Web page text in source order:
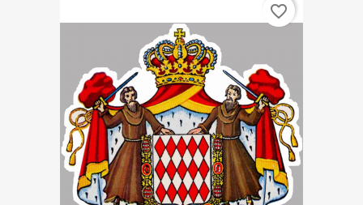
favorite_border